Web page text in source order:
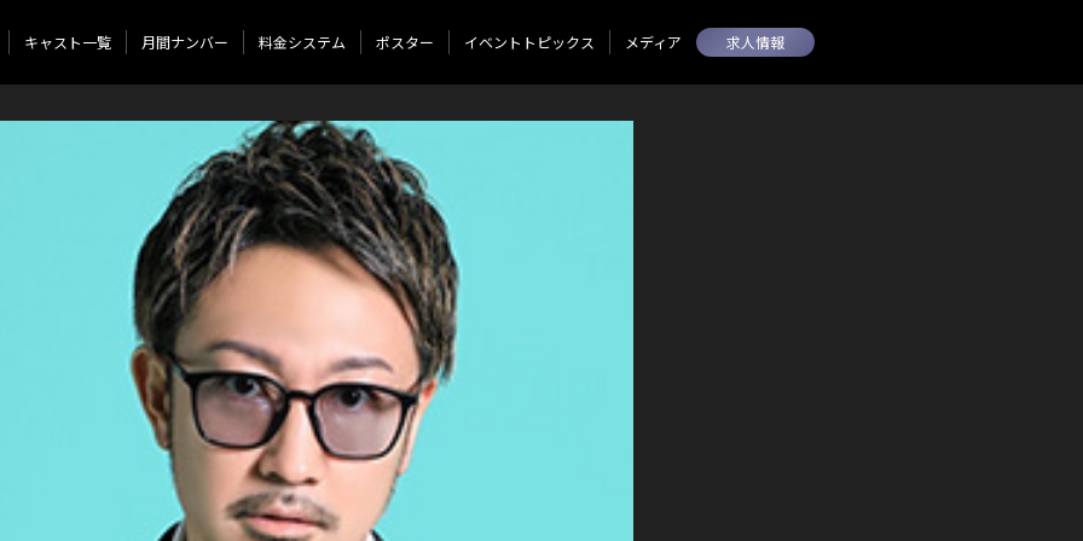
求人情報
キャスト一覧 月間ナンバー 料金システム ポスター イベントトピックス メディア